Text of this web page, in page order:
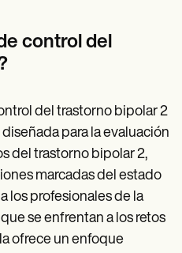
control del
del trastorno bipolar 2
para la evaluación
del trastorno bipolar 2,
marcadas del estado
los profesionales de la
se enfrentan a los retos
ofrece un enfoque